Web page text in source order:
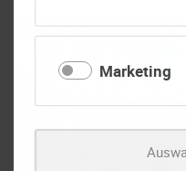
Marketing